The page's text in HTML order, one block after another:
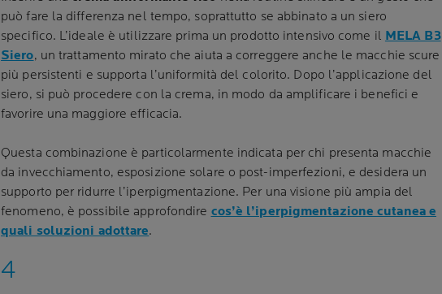
può fare la differenza nel tempo, soprattutto se abbinato a un siero
specifico. L’ideale è utilizzare prima un prodotto intensivo come il MELA B3
Siero, un trattamento mirato che aiuta a correggere anche le macchie scure
più persistenti e supporta l’uniformità del colorito. Dopo l’applicazione del
siero, si può procedere con la crema, in modo da amplificare i benefici e
favorire una maggiore efficacia.
Questa combinazione è particolarmente indicata per chi presenta macchie
da invecchiamento, esposizione solare o post-imperfezioni, e desidera un
supporto per ridurre l’iperpigmentazione. Per una visione più ampia del
fenomeno, è possibile approfondire cos’è l’iperpigmentazione cutanea e
quali soluzioni adottare.